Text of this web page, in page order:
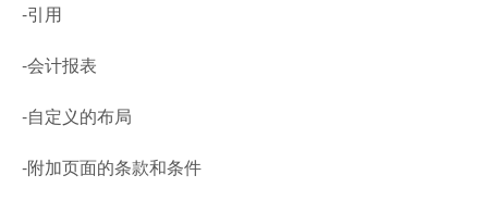
-引用
-会计报表
-自定义的布局
-附加页面的条款和条件